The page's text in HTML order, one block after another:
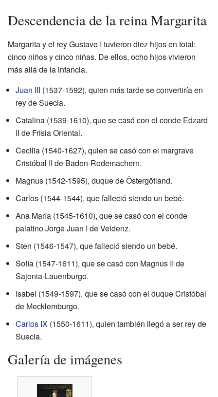
Descendencia de la reina Margarita
Margarita y el rey Gustavo I tuvieron diez hijos en total:
cinco niños y cinco niñas. De ellos, ocho hijos vivieron
más allá de la infancia.
Juan III (1537-1592), quien más tarde se convertiría en
rey de Suecia.
Catalina (1539-1610), que se casó con el conde Edzard
II de Frisia Oriental.
Cecilia (1540-1627), quien se casó con el margrave
Cristóbal II de Baden-Rodemachern.
Magnus (1542-1595), duque de Östergötland.
Carlos (1544-1544), que falleció siendo un bebé.
Ana María (1545-1610), que se casó con el conde
palatino Jorge Juan I de Veldenz.
Sten (1546-1547), que falleció siendo un bebé.
Sofía (1547-1611), que se casó con Magnus II de
Sajonia-Lauenburgo.
Isabel (1549-1597), que se casó con el duque Cristóbal
de Mecklemburgo.
Carlos IX (1550-1611), quien también llegó a ser rey de
Suecia.
Galería de imágenes